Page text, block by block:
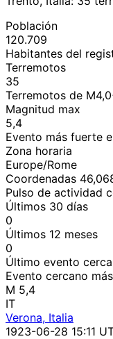
Población
120.709
Habitantes del
Terremotos
35
Terremotos de
Magnitud max
5,4
Evento más fuerte
Zona horaria
Europe/Rome
Coordenadas
Pulso de actividad
Últimos 30 días
0
Últimos 12 meses
0
Último evento
Evento cercano
M 5,4
IT
Verona, Italia
1923-06-28 15:11